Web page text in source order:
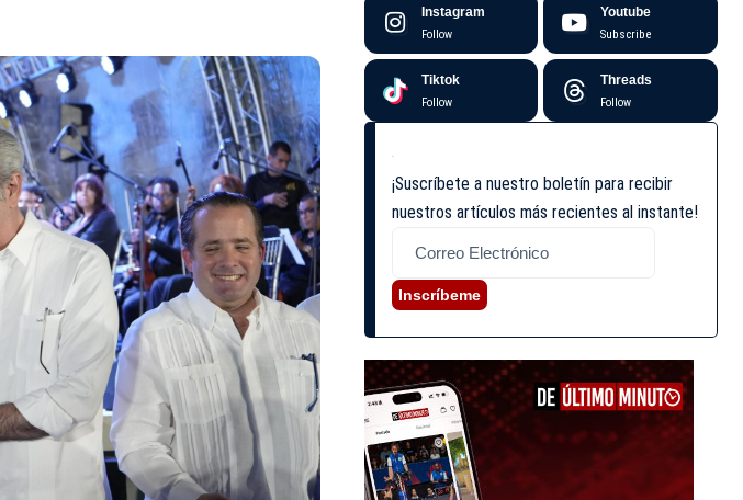
Instagram
Follow
Youtube
Subscribe
Tiktok
Follow
Threads
Follow
¡Suscríbete a nuestro boletín para recibir
nuestros artículos más recientes al instante!
Inscríbeme